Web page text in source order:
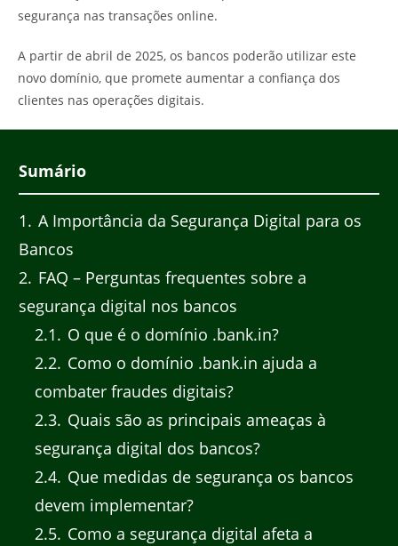
segurança nas transações online.
A partir de abril de 2025, os bancos poderão utilizar este
novo domínio, que promete aumentar a confiança dos
clientes nas operações digitais.
Sumário
1
A Importância da Segurança Digital para os
Bancos
2 FAQ – Perguntas frequentes sobre a
segurança digital nos bancos
2.1
O que é o domínio .bank.in?
2.2 Como o domínio .bank.in ajuda a
combater fraudes digitais?
2.3 Quais são as principais ameaças à
segurança digital dos bancos?
2.4 Que medidas de segurança os bancos
devem implementar?
2.5 Como a segurança digital afeta a